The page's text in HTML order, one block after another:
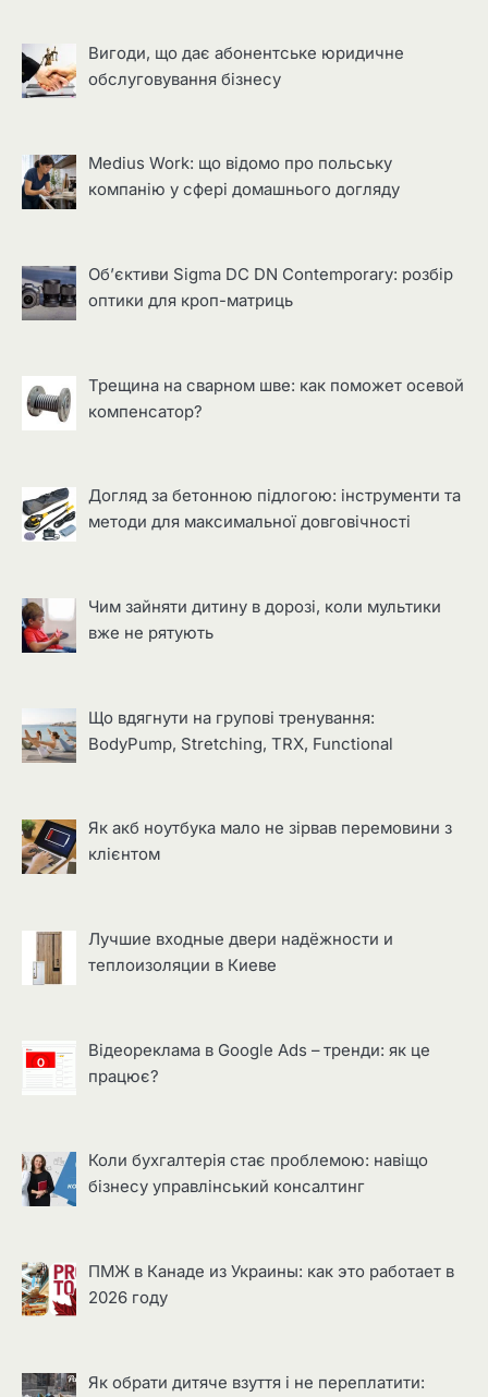
Вигоди, що дає абонентське юридичне
обслуговування бізнесу
Medius Work: що відомо про польську
компанію у сфері домашнього догляду
Об’єктиви Sigma DC DN Contemporary: розбір
оптики для кроп-матриць
Трещина на сварном шве: как поможет осевой
компенсатор?
Догляд за бетонною підлогою: інструменти та
методи для максимальної довговічності
Чим зайняти дитину в дорозі, коли мультики
вже не рятують
Що вдягнути на групові тренування:
BodyPump, Stretching, TRX, Functional
Як акб ноутбука мало не зірвав перемовини з
клієнтом
Лучшие входные двери надёжности и
теплоизоляции в Киеве
Відеореклама в Google Ads – тренди: як це
працює?
Коли бухгалтерія стає проблемою: навіщо
бізнесу управлінський консалтинг
ПМЖ в Канаде из Украины: как это работает в
2026 году
Як обрати дитяче взуття і не переплатити: